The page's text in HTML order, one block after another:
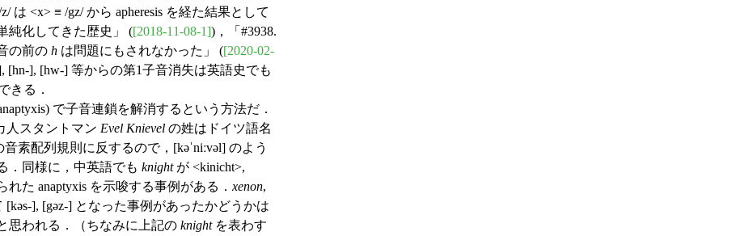
<x> ≡ /gz/ から apheresis を経た結果として
純化してきた歴史」 ([2018-11-08-1])，「#3938.
の前の h は問題にもされなかった」 ([2020-02-
], [hw-] 等からの第1子音消失は英語史でも
きる．
で子音連鎖を解消するという方法だ．
人スタントマン Evel Knievel の姓はドイツ語名
素配列規則に反するので，[kəˈniːvəl] のよう
．同様に，中英語でも knightが <kinicht>,
れた anaptyxis を示唆する事例がある． xenon,
], [gəz-] となった事例があったかどうかは
思われる．（ちなみに上記の knightを表わす